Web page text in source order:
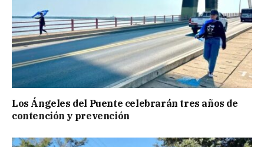
Los Ángeles del Puente celebrarán tres años de
contención y prevención